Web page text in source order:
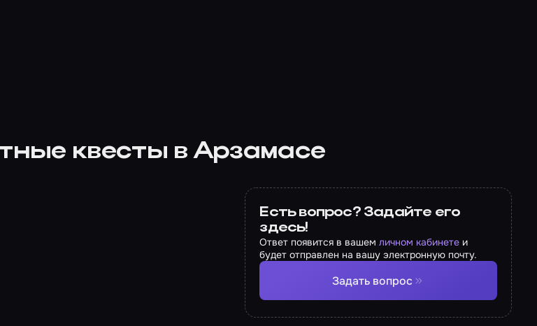
квесты в Арзамасе
Есть вопрос? Задайте его
здесь!
Ответ появится в вашемличном кабинете и
будет отправлен на вашу электронную почту.
Задать вопрос